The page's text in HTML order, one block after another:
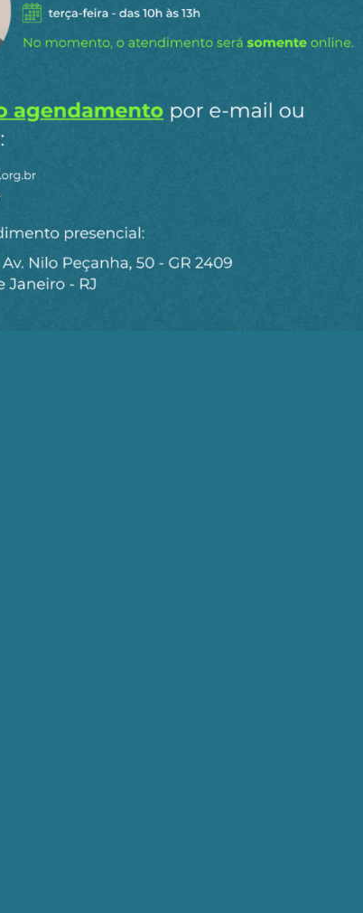
falta hoje, seja no Congresso Nacional, seja
vê a hora de copiar o “authoritarian takeover”.
taylormade. Na USP o bote virá de um
roteiro. Assaltos parecidos virão nas
como termina. A gente parece que esqueceu.
uma atração inédita. Nos Estados Unidos,
num pacto de viés antidemocrático,
reforçar suas alianças com suas irmãs do
sabe que é um só. A arte, a Filosofia e a
fronteiras. Isso vale para as horas das grandes
USP
EUA estar fazendo aquilo que disse que faria se
federal.